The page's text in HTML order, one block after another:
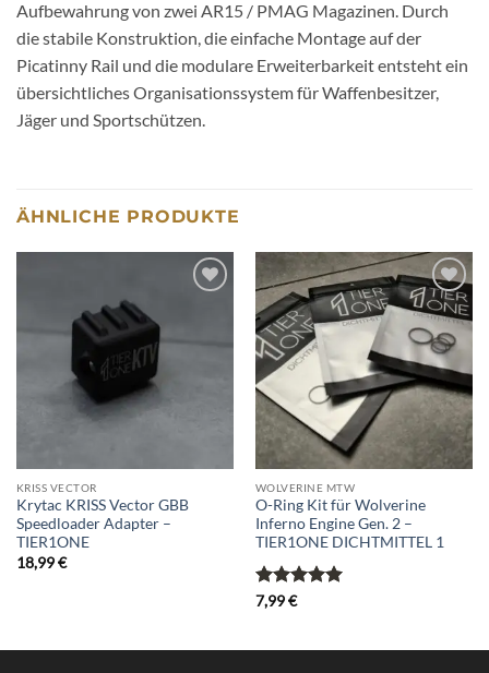
Aufbewahrung von zwei AR15 / PMAG Magazinen. Durch
die stabile Konstruktion, die einfache Montage auf der
Picatinny Rail und die modulare Erweiterbarkeit entsteht ein
übersichtliches Organisationssystem für Waffenbesitzer,
Jäger und Sportschützen.
ÄHNLICHE PRODUKTE
KRISS VECTOR
Krytac KRISS Vector GBB
Speedloader Adapter –
TIER1ONE
18,99€
Add to
wishlist
WOLVERINE MTW
O-Ring Kit für Wolverine
Inferno Engine Gen. 2 –
TIER1ONE DICHTMITTEL 1
Bewertet
7,99€